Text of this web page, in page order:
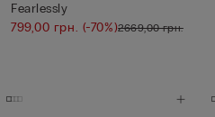
Fearlessly
799,00 грн. (-70%)2669,00 грн.